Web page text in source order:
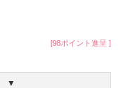
[98ポイント進呈 ]
▼